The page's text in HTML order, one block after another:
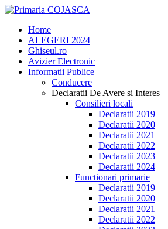
Home
ALEGERI 2024
Ghiseul.ro
Avizier Electronic
Informatii Publice
Conducere
Declaratii De Avere si Interes
Consilieri locali
Declaratii 2019
Declaratii 2020
Declaratii 2021
Declaratii 2022
Declaratii 2023
Declaratii 2024
Functionari primarie
Declaratii 2019
Declaratii 2020
Declaratii 2021
Declaratii 2022